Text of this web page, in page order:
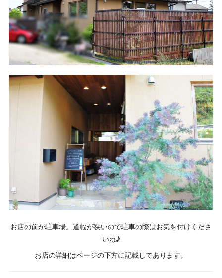
お店の前が駐車場。道幅が狭いので駐車の際はお気を付けくださ
いね♪
お店の詳細はページの下方に記載してあります。